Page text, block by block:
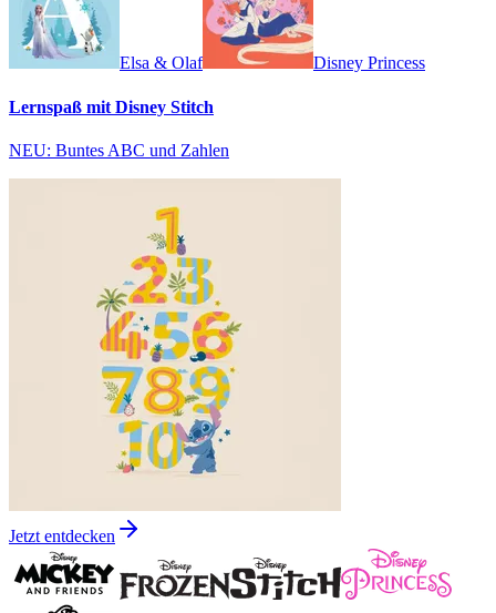
Elsa & Olaf Disney Princess
Lernspaß mit Disney Stitch
NEU: Buntes ABC und Zahlen
Jetzt entdecken